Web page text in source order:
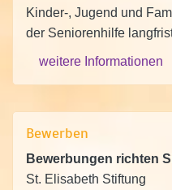
Kinder-, Jugend und
der Seniorenhilfe
weitere Informationen
Bewerben
Bewerbungen richten
St. Elisabeth Stiftung